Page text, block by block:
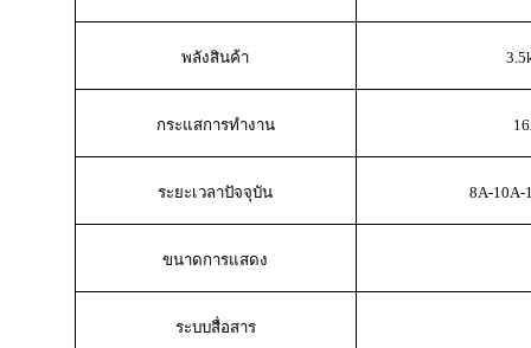
พลังสินค้า
กระแสการทํางาน
ระยะเวลาปัจจุบัน 8A-10A-
ขนาดการแสดง
ระบบสื่อสาร